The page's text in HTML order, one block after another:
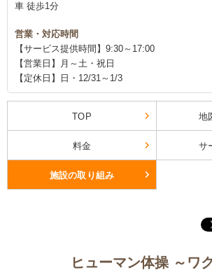
車 徒歩1分
営業・対応時間
【サービス提供時間】9:30～17:00
【営業日】月～土・祝日
【定休日】日・12/31～1/3
TOP 地
料金 サ
施設の取り組み
ヒューマン体操 ～ワ